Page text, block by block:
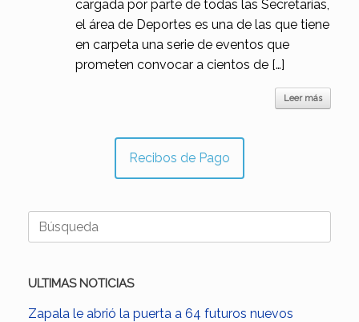
cargada por parte de todas las Secretarías,
el área de Deportes es una de las que tiene
en carpeta una serie de eventos que
prometen convocar a cientos de […]
Leer más
Recibos de Pago
Buscar:
ULTIMAS NOTICIAS
Zapala le abrió la puerta a 64 futuros nuevos